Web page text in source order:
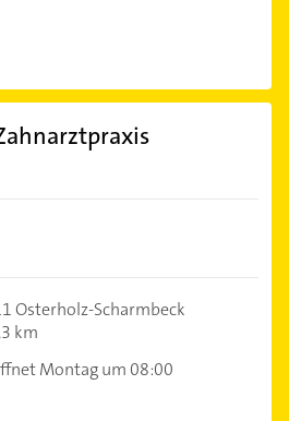
Osterholz-Scharmbeck
km
Montag um 08:00